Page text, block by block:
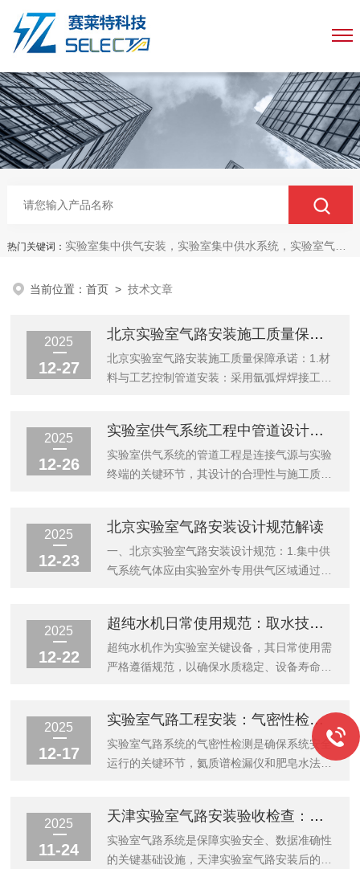
热门关键词： 实验室集中供气安装，实验室集中供水系统，实验室气路工程安装
当前位置：首页 >技术文章
2025
12-27
北京实验室气路安装施工质量保障承诺
北京实验室气路安装施工质量保障承诺：1.材
料与工艺控制管道安装：采用氩弧焊焊接工
密性测试：施工完成后进行1.5倍工作压力保
压测试，确保系统无泄漏。防腐处理：不锈钢
管道内壁进行钝化处理，外壁涂刷防锈漆；碳
统图、操作手册及维护指南，并协助用户完成
第三方检测（如压力容器安全检测、气体纯度
检测）。验收标准：系统运行稳定、压力...
2025
12-26
实验室供气系统工程中管道设计、选材与敷设关键要点分析
实验室供气系统的管道工程是连接气源与实验
终端的关键环节，其设计的合理性与施工质量
管道设计、选材和敷设的三个核心维度及其关
键要点：二、管道设计与布局管道设计始于详
尽的气体需求分析，需明确每种气体的种类、
遵循明敷原则，即管道沿墙或天花板下方敷
设，这便于日后的检查、维护和可能的改造。
设计时应追求最短路径和最少的弯头，以减少
2025
12-23
北京实验室气路安装设计规范解读
一、北京实验室气路安装设计规范：1.集中供
气系统气体应由实验室外专用供气区域通过管
压阀门应安装在实验室外，便于操作和维护。
2.管道布局管道应沿天花板下方或墙面明敷，
避免与电缆、导电线路同架铺设。管道走向遵
楼板时，管道应敷设在预埋套管内，套管内不
得有焊缝，并用非燃烧材料严密封堵。3.气体
分区易燃*体（如乙炔、氢气）需...
2025
12-22
超纯水机日常使用规范：取水技巧、Standby模式管理与细菌防控
超纯水机作为实验室关键设备，其日常使用需
严格遵循规范，以确保水质稳定、设备寿命延
开说明。一、取水技巧：精准操作避免污染取
水前准备开启设备后，先排放1-2分钟初始水
流，清除管道内可能存在的残留水或微生物。
≥18.2MΩ·cm为合格）。取水过程控制流速调
节：根据容器容量调整出水速度，避免高速水
流溅出导致二次污染。例如，取...
2025
12-17
实验室气路工程安装：气密性检测方法对比
实验室气路系统的气密性检测是确保系统安全
运行的关键环节，氦质谱检漏仪和肥皂水法是
对比肥皂水法是传统直观的检测方法，其原理
是在疑似漏气部位涂抹肥皂水，观察是否有气
泡产生。这种方法成本极低、操作简单，最小
2025
11-24
天津实验室气路安装验收检查：确保初始安全性
实验室气路系统是保障实验安全、数据准确性
的关键基础设施，天津实验室气路安装后的检